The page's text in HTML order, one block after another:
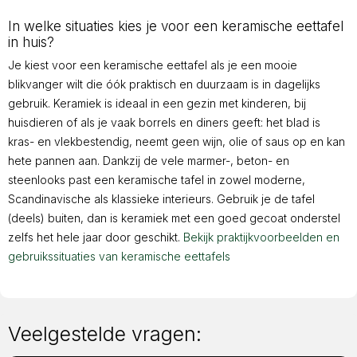
In welke situaties kies je voor een keramische eettafel
in huis?
Je kiest voor een keramische eettafel als je een mooie
blikvanger wilt die óók praktisch en duurzaam is in dagelijks
gebruik. Keramiek is ideaal in een gezin met kinderen, bij
huisdieren of als je vaak borrels en diners geeft: het blad is
kras- en vlekbestendig, neemt geen wijn, olie of saus op en kan
hete pannen aan. Dankzij de vele marmer-, beton- en
steenlooks past een keramische tafel in zowel moderne,
Scandinavische als klassieke interieurs. Gebruik je de tafel
(deels) buiten, dan is keramiek met een goed gecoat onderstel
zelfs het hele jaar door geschikt. Bekijk praktijkvoorbeelden en
gebruikssituaties van keramische eettafels
Veelgestelde vragen: